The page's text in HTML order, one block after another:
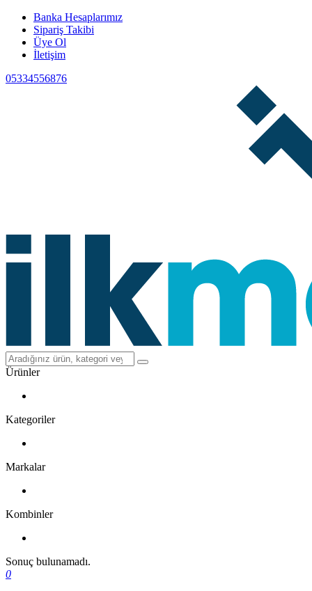
Banka Hesaplarımız
Sipariş Takibi
Üye Ol
İletişim
05334556876
Ürünler
Kategoriler
Markalar
Kombinler
Sonuç bulunamadı.
0